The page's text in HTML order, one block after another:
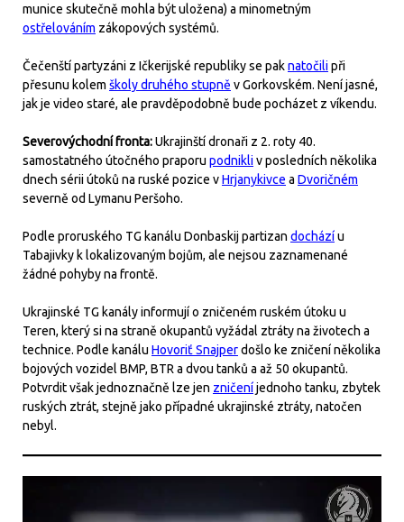
munice skutečně mohla být uložena) a minometným
ostřelováním zákopových systémů.
Čečenští partyzáni z Ičkerijské republiky se paknatočilipři
přesunu kolem školy druhého stupně v Gorkovském. Není jasné,
jak je video staré, ale pravděpodobně bude pocházet z víkendu.
Severovýchodní fronta:Ukrajinští dronaři z 2. roty 40.
samostatného útočného praporu podnikliv posledních několika
dnech sérii útoků na ruské pozice vHrjanykivce a Dvoričném
severně od Lymanu Peršoho.
Podle proruského TG kanálu Donbaskij partizan docházíu
Tabajivky k lokalizovaným bojům, ale nejsou zaznamenané
žádné pohyby na frontě.
Ukrajinské TG kanály informují o zničeném ruském útoku u
Teren, který si na straně okupantů vyžádal ztráty na životech a
technice. Podle kanálu Hovoriť Snajperdošlo ke zničení několika
bojových vozidel BMP, BTR a dvou tanků a až 50 okupantů.
Potvrdit však jednoznačně lze jen zničeníjednoho tanku, zbytek
ruských ztrát, stejně jako případné ukrajinské ztráty, natočen
nebyl.